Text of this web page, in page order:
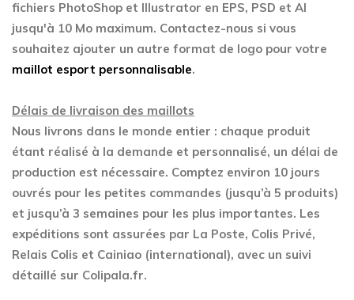
fichiers PhotoShop et Illustrator en EPS, PSD et AI
jusqu'à 10 Mo maximum. Contactez-nous si vous
souhaitez ajouter un autre format de logo pour votre
maillot esport personnalisable.
Délais de livraison des maillots
Nous livrons dans le monde entier : chaque produit
étant réalisé à la demande et personnalisé, un délai de
production est nécessaire. Comptez environ 10 jours
ouvrés pour les petites commandes (jusqu’à 5 produits)
et jusqu’à 3 semaines pour les plus importantes. Les
expéditions sont assurées par La Poste, Colis Privé,
Relais Colis et Cainiao (international), avec un suivi
détaillé sur Colipala.fr.